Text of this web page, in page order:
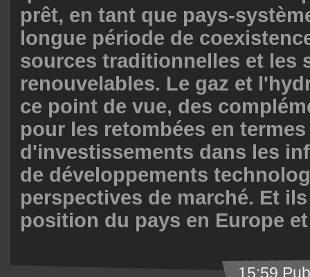
prêt, en tant que pays-
longue période de
sources traditionnelles et les
renouvelables. Le gaz et
ce point de vue, des
pour les retombées en termes
d'investissements dans les
de développements
perspectives de marché. Et
position du pays en Europe
15:59